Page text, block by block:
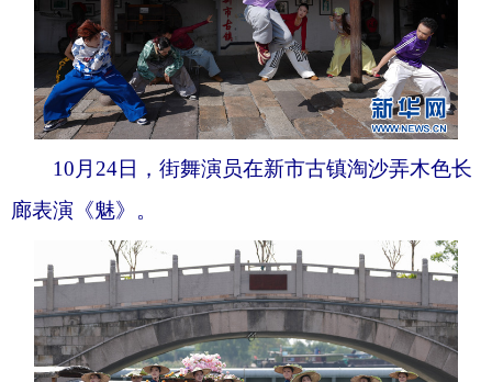
10月24日，街舞演员在新市古镇淘沙弄木色长
廊表演《魅》。